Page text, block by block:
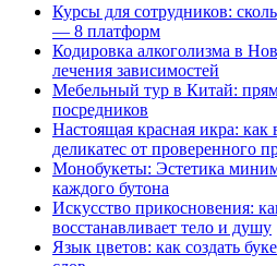
Курсы для сотрудников:
— 8 платформ
Кодировка алкоголизма в
лечения зависимостей
Мебельный тур в Китай:
посредников
Настоящая красная икра: как
деликатес от проверенного
Монобукеты: Эстетика
каждого бутона
Искусство прикосновения:
восстанавливает тело и душу
Язык цветов: как создать